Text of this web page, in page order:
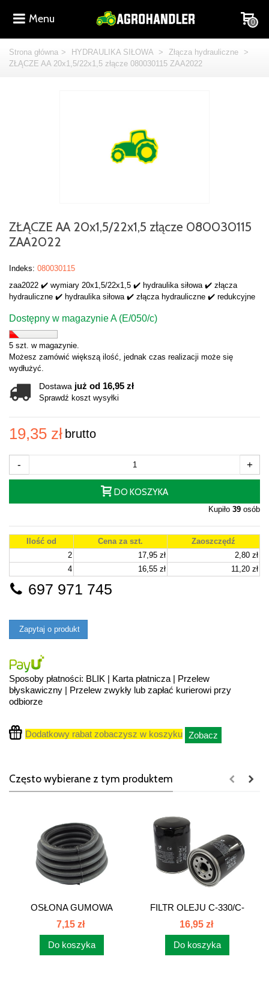
Menu 0
Strona główna > HYDRAULIKA SIŁOWA > Złącza hydrauliczne
>
ZŁĄCZE AA 20x1,5/22x1,5 złącze 080030115 ZAA2022
ZŁĄCZE AA 20x1,5/22x1,5 złącze 080030115
ZAA2022
Indeks: 080030115
zaa2022 ✔️ wymiary 20x1,5/22x1,5 ✔️ hydraulika siłowa ✔️ złącza
hydrauliczne ✔️ hydraulika siłowa ✔️ złącza hydrauliczne ✔️ redukcyjne
Dostępny w magazynie A (E/050/c)
5 szt. w magazynie.
Możesz zamówić większą ilość, jednak czas realizacji może się
wydłużyć.
Dostawa już od 16,95 zł
Sprawdź koszt wysyłki
19,35 zł brutto
- +
DO KOSZYKA
Kupiło 39 osób
Ilość od Cena za szt.
Zaoszczędź
2
17,95 zł
2,80 zł
4
16,55 zł 11,20 zł
697 971 745
Zapytaj o produkt
Sposoby płatności: BLIK | Karta płatnicza | Przelew
błyskawiczny | Przelew zwykły lub zapłać kurierowi przy
odbiorze
Dodatkowy rabat zobaczysz w koszyku Zobacz
Często wybierane z tym produktem
OSŁONA GUMOWA
ZWROTNICY...
7,15 zł
Do koszyka
FILTR OLEJU C-330/C-
360...
16,95 zł
Do koszyka